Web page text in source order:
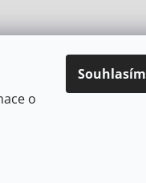
o
Souhlasím